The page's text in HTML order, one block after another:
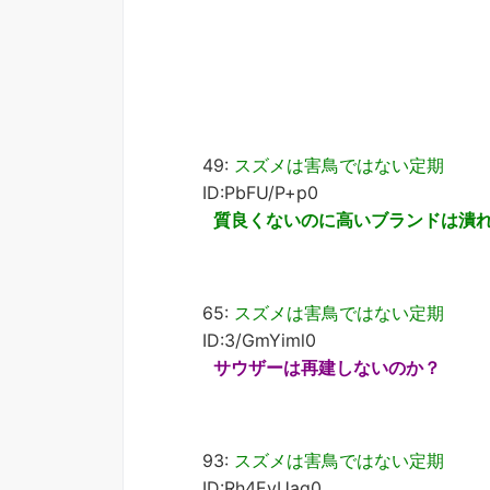
49: スズメは害鳥ではない定期
ID:PbFU/P+p0
質良くないのに高いブランドは潰
65: スズメは害鳥ではない定期
ID:3/GmYiml0
サウザーは再建しないのか？
93: スズメは害鳥ではない定期